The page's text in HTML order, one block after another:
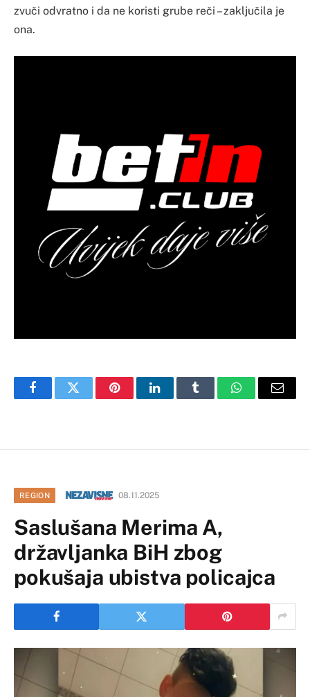
zvuči odvratno i da ne koristi grube reči – zaključila je
ona.
FacebookTwitter PinterestLinkedInTumblr WhatsAppEmail
REGION 08.11.2025
Saslušana Merima A,
državljanka BiH zbog
pokušaja ubistva policajca